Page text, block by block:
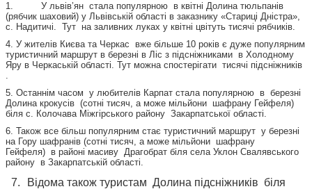
1. У львів’ян стала популярною в квітні Долина тюльпанів
(рябчик шаховий) у Львівській області в заказнику «Стариці Дністра»,
с. Надитичі. Тут на заливних луках у квітні цвітуть тисячі рябчиків.
4. У жителів Києва та Черкас вже більше 10 років є дуже популярним
туристичний маршрут в березні в Ліс з підсніжниками в Холодному
Яру в Черкаській області. Тут можна спостерігати тисячі підсніжників
.
5. Останнім часом у любителів Карпат стала популярною в березні
Долина крокусів (сотні тисяч, а може мільйони шафрану Гейфеля)
біля с. Колочава Міжгірського району Закарпатської області.
6. Також все більш популярним стає туристичний маршрут у березні
на Гору шафранів (сотні тисяч, а може мільйони шафрану
Гейфеля) в районі масиву Драгобрат біля села Уклон Свалявського
району в Закарпатській області.
Відома також туристам Долина підсніжників біля